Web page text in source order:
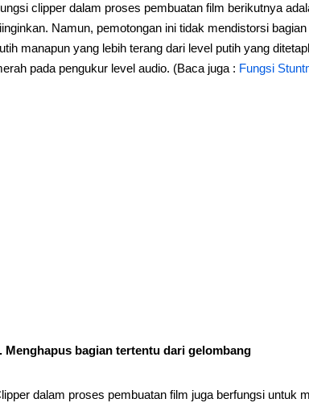
clipper dalam proses pembuatan film berikutnya
Namun, pemotongan ini tidak mendistorsi
manapun yang lebih terang dari level putih yang
pada pengukur level audio. (Baca juga : Fungsi
Menghapus bagian tertentu dari gelombang
dalam proses pembuatan film juga berfungsi untuk